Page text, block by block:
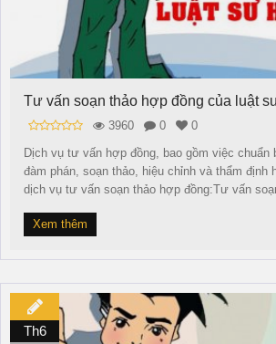
Tư vấn soạn thảo hợp đồng của luật
3960 0
0
Dịch vụ tư vấn hợp đồng, bao gồm việc
đàm phán, soạn thảo, hiệu chỉnh và thẩm định
dịch vụ tư vấn soạn thảo hợp đồng:Tư vấn
Xem thêm
Th6